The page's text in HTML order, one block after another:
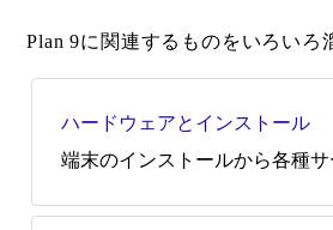
Plan 9に関連するものをいろいろ
ハードウェアとインストール
端末のインストールから各種